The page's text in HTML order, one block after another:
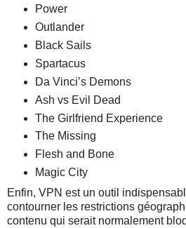
Power
Outlander
Black Sails
Spartacus
Da Vinci’s Demons
Ash vs Evil Dead
The Girlfriend Experience
The Missing
Flesh and Bone
Magic City
Enfin, VPN est un outil
contourner les restrictions
contenu qui serait normalement